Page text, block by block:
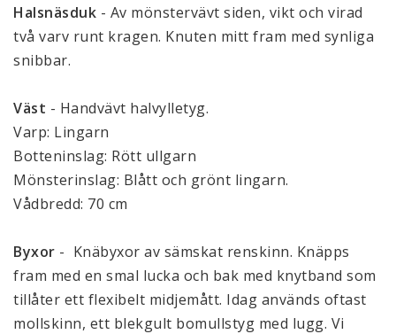
Halsnäsduk - Av mönstervävt siden, vikt och virad
två varv runt kragen. Knuten mitt fram med synliga
snibbar.
Väst - Handvävt halvylletyg.
Varp: Lingarn
Botteninslag: Rött ullgarn
Mönsterinslag: Blått och grönt lingarn.
Vådbredd: 70 cm
Byxor -  Knäbyxor av sämskat renskinn. Knäpps
fram med en smal lucka och bak med knytband som
tillåter ett flexibelt midjemått. Idag används oftast
mollskinn, ett blekgult bomullstyg med lugg. Vi